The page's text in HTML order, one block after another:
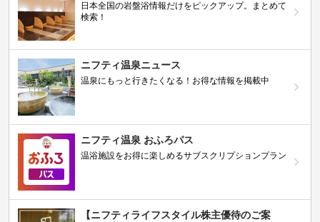
日本全国の岩盤浴情報だけをピックアップ。まとめて
検索！
ニフティ温泉ニュース
温泉にもっと行きたくなる！お得な情報を掲載中
ニフティ温泉 おふろパス
温浴施設をお得に楽しめるサブスクリプションプラン
【ニフティライフスタイル株主優待のご案